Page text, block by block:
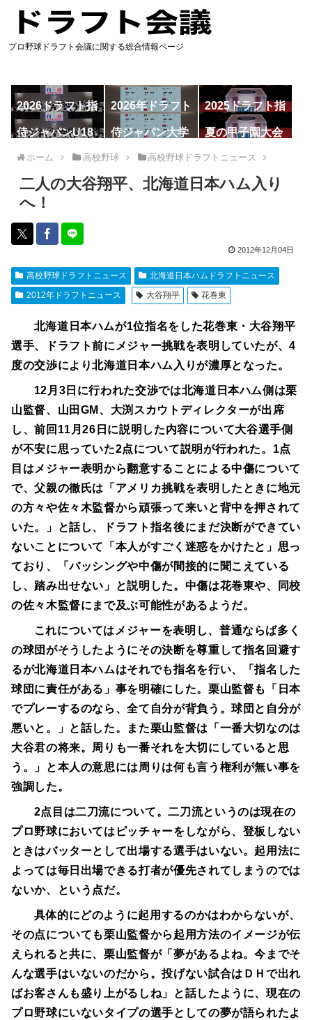
プロ野球ドラフト会議に関する総合情報ページ
2026ドラフト指
名予想
2026年ドラフト
候補
2025ドラフト指
名一覧
侍ジャパンU18
代表
侍ジャパン大学
代表
夏の甲子園大会
ホーム 高校野球 高校野球ドラフトニュース
二人の大谷翔平、北海道日本ハム入り
へ！
2012年12月04日
高校野球ドラフトニュース
北海道日本ハムドラフトニュース
2012年ドラフトニュース
大谷翔平 花巻東
北海道日本ハムが1位指名をした花巻東・大谷翔平
選手、ドラフト前にメジャー挑戦を表明していたが、4
度の交渉により北海道日本ハム入りが濃厚となった。
12月3日に行われた交渉では北海道日本ハム側は栗
山監督、山田GM、大渕スカウトディレクターが出席
し、前回11月26日に説明した内容について大谷選手側
が不安に思っていた2点について説明が行われた。 1点
目はメジャー表明から翻意することによる中傷について
で、父親の徹氏は「アメリカ挑戦を表明したときに地元
の方々や佐々木監督から頑張って来いと背中を押されて
いた。」と話し、ドラフト指名後にまだ決断ができてい
ないことについて「本人がすごく迷惑をかけたと」思っ
ており、「バッシングや中傷が間接的に聞こえている
し、踏み出せない」と説明した。中傷は花巻東や、同校
の佐々木監督にまで及ぶ可能性があるようだ。
これについてはメジャーを表明し、普通ならば多く
の球団がそうしたようにその決断を尊重して指名回避す
るが北海道日本ハムはそれでも指名を行い、「指名した
球団に責任がある」事を明確にした。栗山監督も「日本
でプレーするのなら、全て自分が背負う。球団と自分が
悪いと。」と話した。また栗山監督は「一番大切なのは
大谷君の将来。周りも一番それを大切にしていると思
う。」と本人の意思には周りは何も言う権利が無い事を
強調した。
2点目は二刀流について。二刀流というのは現在の
プロ野球においてはピッチャーをしながら、登板しない
ときはバッターとして出場する選手はいない。起用法に
よっては毎日出場できる打者が優先されてしまうのでは
ないか、という点だ。
具体的にどのように起用するのかはわからないが、
その点についても栗山監督から起用方法のイメージが伝
えられると共に、栗山監督が「夢があるよね。今までそ
んな選手はいないのだから。投げない試合はＤＨで出れ
ばお客さんも盛り上がるしね」と話したように、現在の
プロ野球にいないタイプの選手としての夢が語られたよ